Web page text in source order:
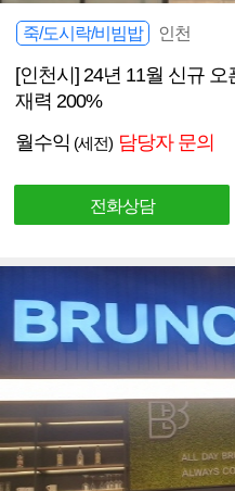
죽/도시락/비빔밥 인천
[인천시] 24년 11월 신규
재력 200%
월수익 (세전) 담당자 문의
전화상담